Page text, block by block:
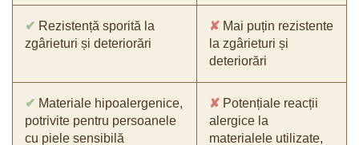
✔ Rezistență sporită la
zgârieturi și deteriorări
✘ Mai puțin rezistente
la zgârieturi și
deteriorări
✔ Materiale hipoalergenice,
potrivite pentru persoanele
cu piele sensibilă
✘ Potențiale reacții
alergice la
materialele utilizate,